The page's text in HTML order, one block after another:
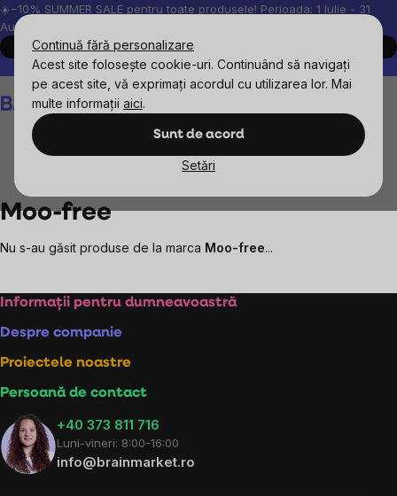
Continuă fără personalizare
Acest site folosește cookie-uri. Continuând să navigați
pe acest site, vă exprimați acordul cu utilizarea lor. Mai
multe informații aici.
Sunt de acord
Setări
Treci
la
conținut
☀️−10% SUMMER SALE pentru toate produsele! Perioada: 1 Iulie - 31
August, 2026.
Cumpără acum
Peste 200.000 de recenzii verificate
Produsele noastre sunt
Coş
de
Moo-free
Nu s-au găsit produse de la marca Moo-free...
Subsol
Informații pentru dumneavoastră
Despre companie
Proiectele noastre
Persoană de contact
+40 373 811 716
Luni-vineri: 8:00-16:00
info@brainmarket.ro